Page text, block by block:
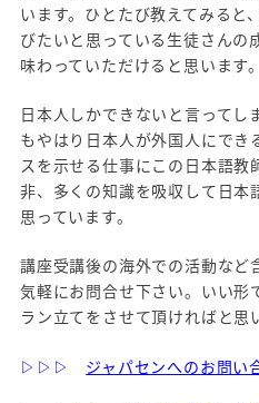
います。ひとたび教えてみると
びたいと思っている生徒さんの
味わっていただけると思います。
日本人しかできないと言ってし
もやはり日本人が外国人にでき
スを示せる仕事にこの日本語
非、多くの知識を吸収して日本
思っています。
講座受講後の海外での活動など
気軽にお問合せ下さい。いい形
ラン立てをさせて頂ければと思
▷▷▷ ジャパセンへのお問い